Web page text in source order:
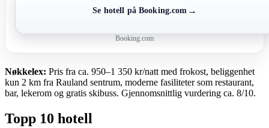
Se hotell på Booking.com →
Booking.com
Nøkkelex: Pris fra ca. 950–1 350 kr/natt med frokost, beliggenhet
kun 2 km fra Rauland sentrum, moderne fasiliteter som restaurant,
bar, lekerom og gratis skibuss. Gjennomsnittlig vurdering ca. 8/10.
Topp 10 hotell